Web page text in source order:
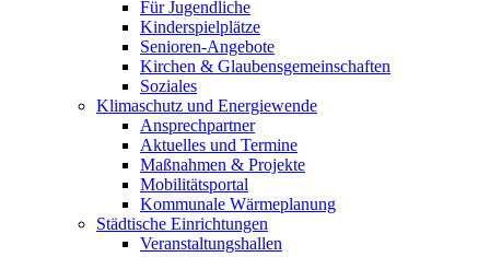
Für Jugendliche
Kinderspielplätze
Senioren-Angebote
Kirchen & Glaubensgemeinschaften
Soziales
Klimaschutz und Energiewende
Ansprechpartner
Aktuelles und Termine
Maßnahmen & Projekte
Mobilitätsportal
Kommunale Wärmeplanung
Städtische Einrichtungen
Veranstaltungshallen